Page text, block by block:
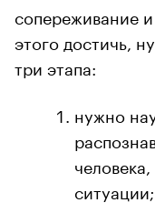
сопереживание
этого достичь,
три этапа:
нужно
ситуации;